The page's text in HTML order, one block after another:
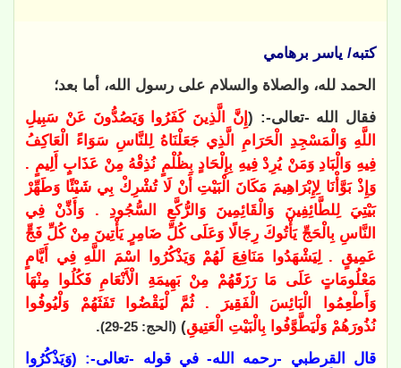
كتبه/ ياسر برهامي
الحمد لله، والصلاة والسلام على رسول الله، أما بعد؛
فقال الله -تعالى-: (إِنَّ الَّذِينَ كَفَرُوا وَيَصُدُّونَ عَنْ سَبِيلِ
اللَّهِ وَالْمَسْجِدِ الْحَرَامِ الَّذِي جَعَلْنَاهُ لِلنَّاسِ سَوَاءً الْعَاكِفُ
فِيهِ وَالْبَادِ وَمَنْ يُرِدْ فِيهِ بِإِلْحَادٍ بِظُلْمٍ نُذِقْهُ مِنْ عَذَابٍ أَلِيمٍ .
وَإِذْ بَوَّأْنَا لِإِبْرَاهِيمَ مَكَانَ الْبَيْتِ أَنْ لَا تُشْرِكْ بِي شَيْئًا وَطَهِّرْ
بَيْتِيَ لِلطَّائِفِينَ وَالْقَائِمِينَ وَالرُّكَّعِ السُّجُودِ . وَأَذِّنْ فِي
النَّاسِ بِالْحَجِّ يَأْتُوكَ رِجَالًا وَعَلَى كُلِّ ضَامِرٍ يَأْتِينَ مِنْ كُلِّ فَجٍّ
عَمِيقٍ . لِيَشْهَدُوا مَنَافِعَ لَهُمْ وَيَذْكُرُوا اسْمَ اللَّهِ فِي أَيَّامٍ
مَعْلُومَاتٍ عَلَى مَا رَزَقَهُمْ مِنْ بَهِيمَةِ الْأَنْعَامِ فَكُلُوا مِنْهَا
وَأَطْعِمُوا الْبَائِسَ الْفَقِيرَ . ثُمَّ لْيَقْضُوا تَفَثَهُمْ وَلْيُوفُوا
نُذُورَهُمْ وَلْيَطَّوَّفُوا بِالْبَيْتِ الْعَتِيقِ) (الحج: 25-29)
.
قال القرطبي -رحمه الله- في قوله -تعالى-: (وَيَذْكُرُوا